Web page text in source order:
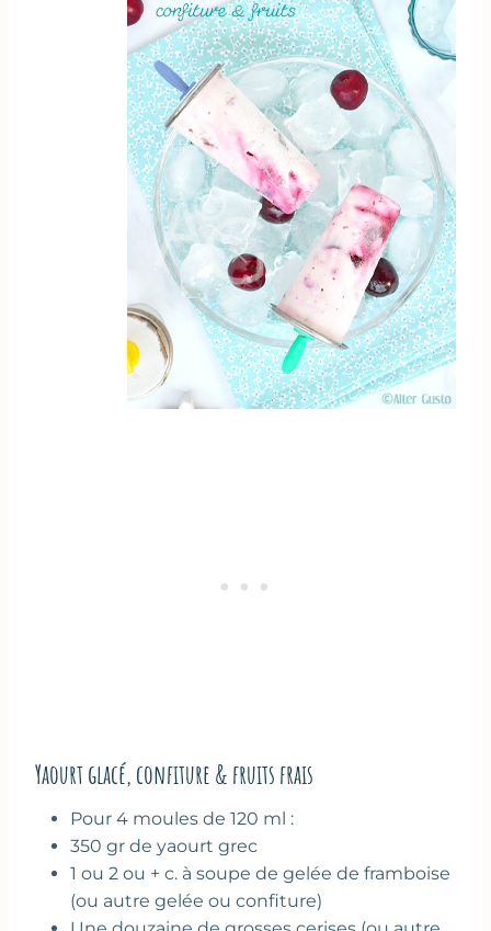
Yaourt glacé, confiture & fruits frais
Pour 4 moules de 120 ml :
350 gr de yaourt grec
1 ou 2 ou + c. à soupe de gelée de framboise
(ou autre gelée ou confiture)